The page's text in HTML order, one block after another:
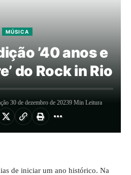
MÚSICA
’40 anos e
do Rock in Rio
30 de dezembro de 20239 Min Leitura
de iniciar um ano histórico. Na